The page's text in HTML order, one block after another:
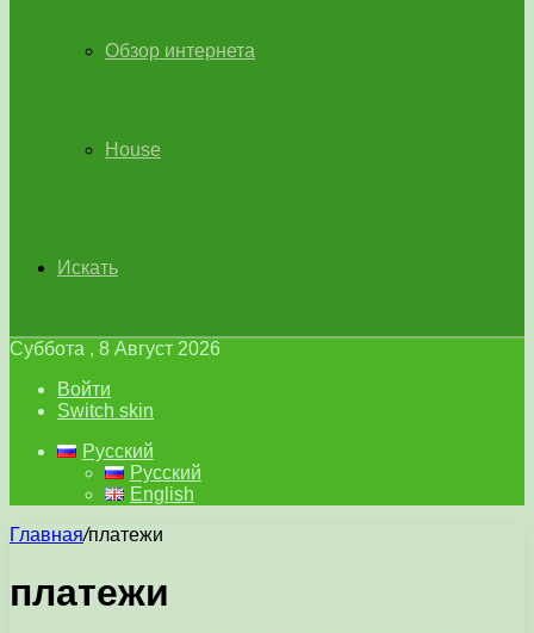
Обзор интернета
House
Искать
Суббота , 8 Август 2026
Войти
Switch skin
Русский
Русский
English
Главная/платежи
платежи